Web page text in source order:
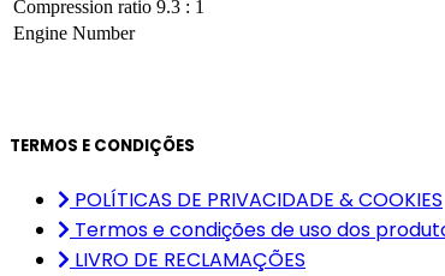
Compression ratio 9.3 : 1
Engine Number
TERMOS E CONDIÇÕES
POLÍTICAS DE PRIVACIDADE & COOKIES
Termos e condições de uso dos
LIVRO DE RECLAMAÇÕES